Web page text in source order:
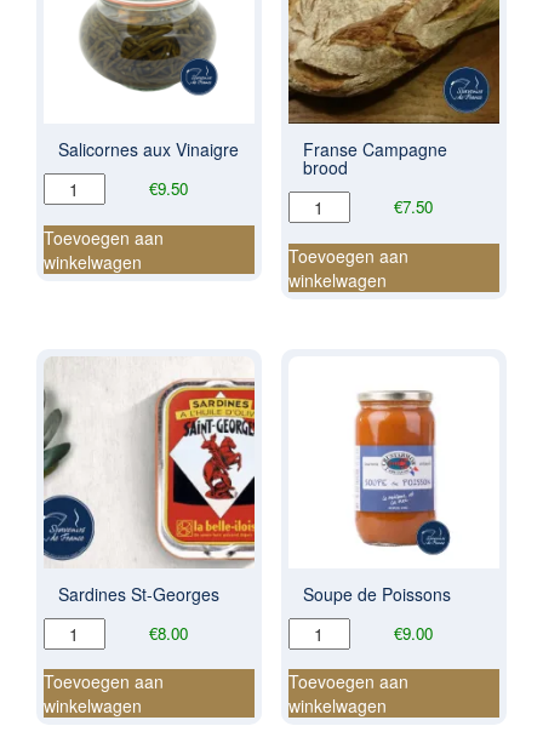
Salicornes aux Vinaigre
€9.50
Salicornes
aux
Vinaigre
aantal
Toevoegen aan
winkelwagen
Franse Campagne
brood
€7.50
Franse
Campagne
brood
aantal
Toevoegen aan
winkelwagen
Sardines St-Georges
€8.00
Sardines
St-
Georges
aantal
Toevoegen aan
winkelwagen
Soupe de Poissons
€9.00
Soupe
de
Poissons
aantal
Toevoegen aan
winkelwagen